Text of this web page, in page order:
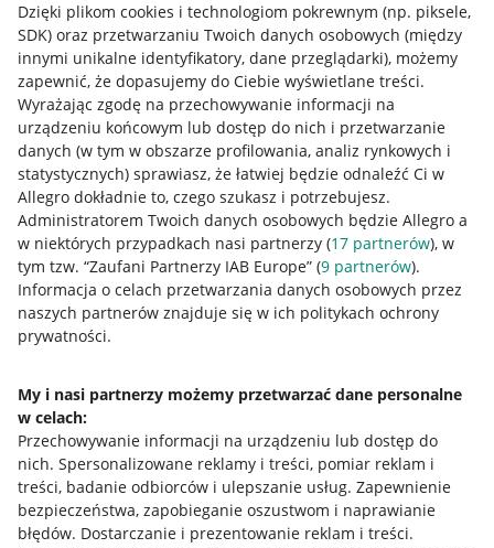
Dzięki plikom cookies i technologiom pokrewnym (np. piksele,
SDK) oraz przetwarzaniu Twoich danych osobowych (między
innymi unikalne identyfikatory, dane przeglądarki), możemy
zapewnić, że dopasujemy do Ciebie wyświetlane treści.
Wyrażając zgodę na przechowywanie informacji na
urządzeniu końcowym lub dostęp do nich i przetwarzanie
danych (w tym w obszarze profilowania, analiz rynkowych i
statystycznych) sprawiasz, że łatwiej będzie odnaleźć Ci w
Allegro dokładnie to, czego szukasz i potrzebujesz.
Administratorem Twoich danych osobowych będzie Allegro a
w niektórych przypadkach nasi partnerzy (17 partnerów), w
tym tzw. “Zaufani Partnerzy IAB Europe” (9 partnerów).
Informacja o celach przetwarzania danych osobowych przez
naszych partnerów znajduje się w ich politykach ochrony
prywatności.
My i nasi partnerzy możemy przetwarzać dane personalne
w celach:
Przechowywanie informacji na urządzeniu lub dostęp do
nich. Spersonalizowane reklamy i treści, pomiar reklam i
treści, badanie odbiorców i ulepszanie usług. Zapewnienie
bezpieczeństwa, zapobieganie oszustwom i naprawianie
błędów. Dostarczanie i prezentowanie reklam i treści.
Przydatne informacje
Jak to działa
Allegro Gadane dla sprzedających
Allegro Gadane dla kupujących
Mapa miejscowości